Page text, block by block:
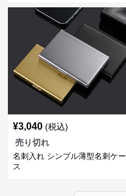
¥3,040 (税込)
売り切れ
名刺入れ シンプル薄型名刺ケー
ス